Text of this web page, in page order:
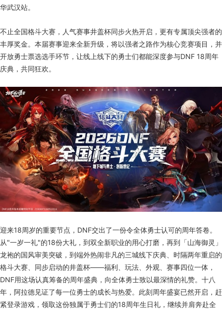
华武汉站。
不止全国格斗大赛，人气赛事井盖杯同步火热开启，更有专属顶尖强者的
丰厚奖金。本届赛事迎来全新升级，将以强者之路作为核心竞赛项目，并
开放勇士票选选手环节，让线上线下的勇士们都能深度参与DNF 18周年
庆典，共同狂欢。
迎来18周岁的重要节点，DNF交出了一份令全体勇士认可的周年答卷。
从"一岁一礼"的18份大礼，到双全新职业的用心打磨，再到「山海御灵」
龙袍的国风审美突破，到端外热闹非凡的三城线下庆典、时隔两年重启的
格斗大赛、同步启动的井盖杯——福利、玩法、外观、赛事四位一体，
DNF用这场认真筹备的周年盛典，向全体勇士致以最深情的礼赞。十八
年，阿拉德见证了每一位勇士的成长与热爱。此刻周年盛宴已然开启，赶
紧登录游戏，领取这份独属于勇士们的18周年生日礼，继续并肩奔赴全